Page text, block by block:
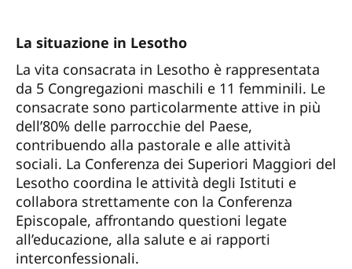
La situazione in Lesotho
La vita consacrata in Lesotho è rappresentata
da 5 Congregazioni maschili e 11 femminili. Le
consacrate sono particolarmente attive in più
dell’80% delle parrocchie del Paese,
contribuendo alla pastorale e alle attività
sociali. La Conferenza dei Superiori Maggiori del
Lesotho coordina le attività degli Istituti e
collabora strettamente con la Conferenza
Episcopale, affrontando questioni legate
all’educazione, alla salute e ai rapporti
interconfessionali.